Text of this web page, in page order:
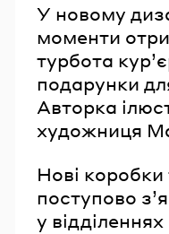
У новому
моменти
турбота
подарунки
Авторка
художниця
Нові
поступово
у